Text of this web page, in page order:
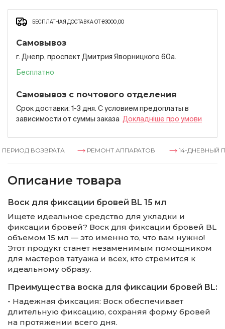
БЕСПЛАТНАЯ ДОСТАВКА ОТ ₴3000,00
Самовывоз
г. Днепр, проспект Дмитрия Яворницкого 60а.
Бесплатно
Самовывоз с почтового отделения
Срок доставки: 1-3 дня. С условием предоплаты в
зависимости от суммы заказа Докладнiше про умови
ВОЗВРАТА РЕМОНТ АППАРАТОВ 14-ДНЕВНЫЙ
Описание товара
Воск для фиксации бровей BL 15 мл
Ищете идеальное средство для укладки и
фиксации бровей? Воск для фиксации бровей BL
объемом 15 мл — это именно то, что вам нужно!
Этот продукт станет незаменимым помощником
для мастеров татуажа и всех, кто стремится к
идеальному образу.
Преимущества воска для фиксации бровей BL:
- Надежная фиксация: Воск обеспечивает
длительную фиксацию, сохраняя форму бровей
на протяжении всего дня.